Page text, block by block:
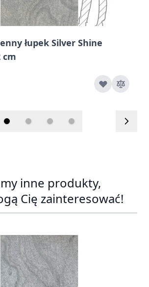
łupek Silver Shine
cm
inne produkty,
Cię zainteresować!